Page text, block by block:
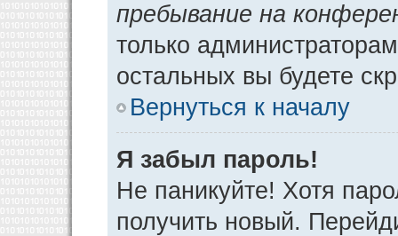
пребывание на
только
остальных вы будете
Вернуться к началу
Я забыл пароль!
Не паникуйте! Хотя
получить новый.